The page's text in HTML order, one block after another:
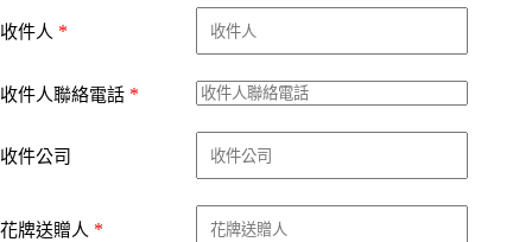
收件人 *
收件人聯絡電話 *
收件公司
花牌送贈人 *